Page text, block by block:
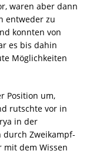
waren aber dann
entweder zu
konnten von
es bis dahin
Möglichkeiten
Position um,
rutschte vor in
in der
durch Zweikampf-
mit dem Wissen